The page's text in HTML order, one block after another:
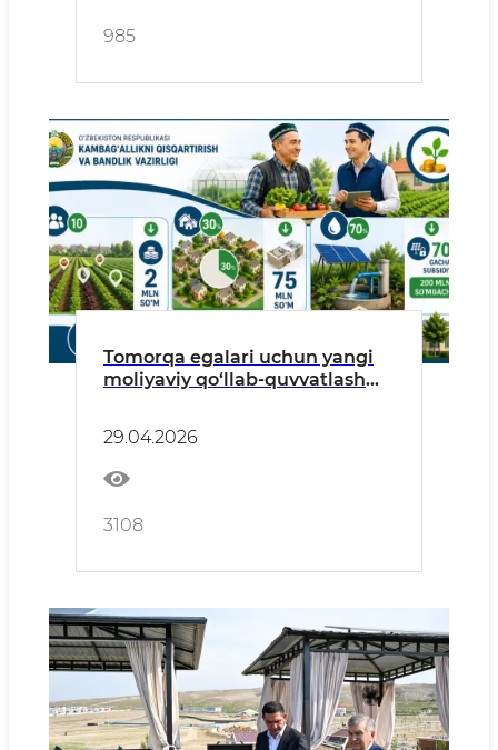
985
Tomorqa egalari uchun yangi
moliyaviy qo‘llab-quvvatlash
29.04.2026
3108